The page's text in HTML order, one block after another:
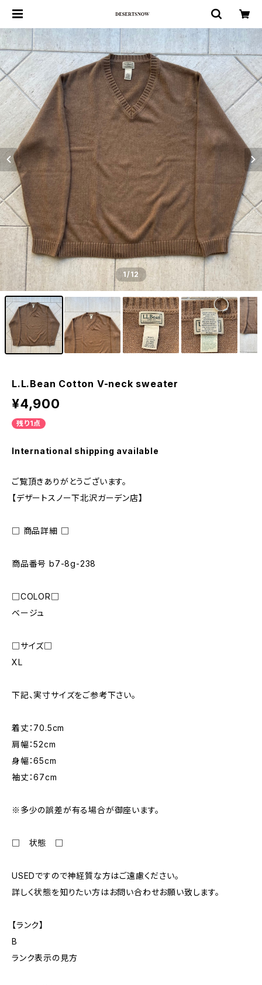
1/12
L.L.Bean Cotton V-neck sweater
¥4,900
残り1点
International shipping available
ご覧頂きありがとうございます。
【デザートスノー下北沢ガーデン店】
□ 商品詳細 □
商品番号 b7-8g-238
□COLOR□
ベージュ
□サイズ□
XL
下記、実寸サイズをご参考下さい。
着丈：70.5cm
肩幅：52cm
身幅：65cm
袖丈：67cm
※多少の誤差が有る場合が御座います。
□ 状態 □
USEDですので神経質な方はご遠慮ください。
詳しく状態を知りたい方はお問い合わせお願い致します。
【ランク】
B
ランク表示の見方